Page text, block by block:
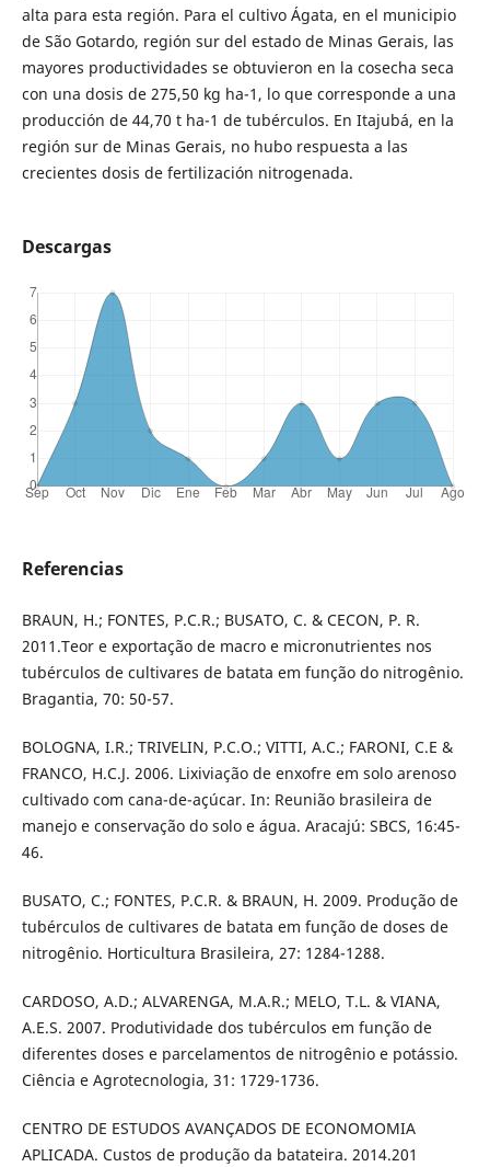
alta para esta región. Para el cultivo Ágata, en el municipio
de São Gotardo, región sur del estado de Minas Gerais, las
mayores productividades se obtuvieron en la cosecha seca
con una dosis de 275,50 kg ha-1, lo que corresponde a una
producción de 44,70 t ha-1 de tubérculos. En Itajubá, en la
región sur de Minas Gerais, no hubo respuesta a las
crecientes dosis de fertilización nitrogenada.
Descargas
Referencias
BRAUN, H.; FONTES, P.C.R.; BUSATO, C. & CECON, P. R.
2011.Teor e exportação de macro e micronutrientes nos
tubérculos de cultivares de batata em função do nitrogênio.
Bragantia, 70: 50-57.
BOLOGNA, I.R.; TRIVELIN, P.C.O.; VITTI, A.C.; FARONI, C.E &
FRANCO, H.C.J. 2006. Lixiviação de enxofre em solo arenoso
cultivado com cana-de-açúcar. In: Reunião brasileira de
manejo e conservação do solo e água. Aracajú: SBCS, 16:45-
46.
BUSATO, C.; FONTES, P.C.R. & BRAUN, H. 2009. Produção de
tubérculos de cultivares de batata em função de doses de
nitrogênio. Horticultura Brasileira, 27: 1284-1288.
CARDOSO, A.D.; ALVARENGA, M.A.R.; MELO, T.L. & VIANA,
A.E.S. 2007. Produtividade dos tubérculos em função de
diferentes doses e parcelamentos de nitrogênio e potássio.
Ciência e Agrotecnologia, 31: 1729-1736.
CENTRO DE ESTUDOS AVANÇADOS DE ECONOMOMIA
APLICADA. Custos de produção da batateira. 2014.201